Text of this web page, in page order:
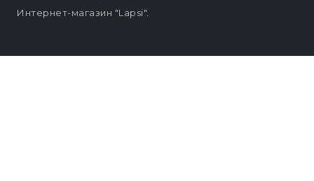
Интернет-магазин "Lapsi".